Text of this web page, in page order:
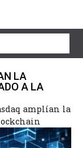
LA
A LA
amplían la